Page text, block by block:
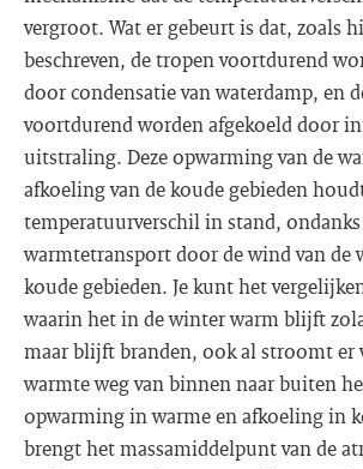
vergroot. Wat er gebeurt is dat, zoals
beschreven, de tropen voortdurend
door condensatie van waterdamp, en
voortdurend worden afgekoeld door
uitstraling. Deze opwarming van de
afkoeling van de koude gebieden
temperatuurverschil in stand,
warmtetransport door de wind van de
koude gebieden. Je kunt het
waarin het in de winter warm blijft
maar blijft branden, ook al stroomt er
warmte weg van binnen naar buiten
opwarming in warme en afkoeling in
brengt het massamiddelpunt van de